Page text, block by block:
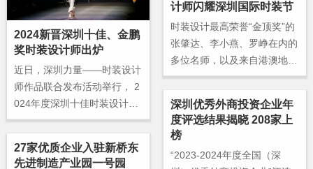
计师闪耀深圳国际时装节
时装设计最高荣誉“金顶奖”的
张肇达、李小燕、罗峥在内的
多位名师，以及来自港澳地区
的知名设计师关淑敏和欧阳
现了一场传统与现代交融的时
尚盛宴。
2024新晋深圳十佳、金鹏
奖时装设计师出炉
近日，深圳力量——时装设计
师作品联合发布活动举行， 2
024年度深圳十佳时装设计师
高琳、陈霞、陈若棋、亓晓
张远军、唐蕾、鄢君曼，深圳
深圳优秀外商投资企业年
度评选结果揭晓 208家上
榜
“2023-2024年度全国（深
27家优质企业入驻新桥东
先进制造产业园一号园